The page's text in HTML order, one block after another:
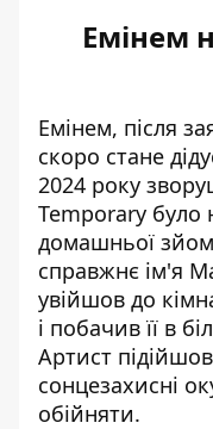
Емінем
Емінем, після
скоро стане
2024 року
Temporary було
домашньої
справжнє ім'я
увійшов до
і побачив її в
Артист
сонцезахисні
обійняти.